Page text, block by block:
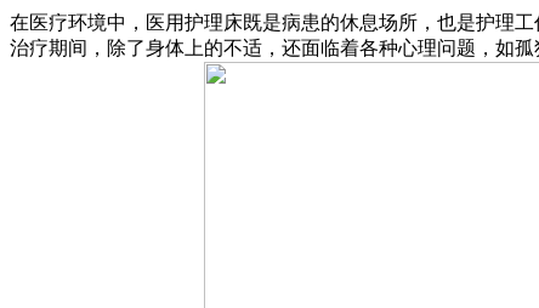
在医疗环境中，医用护理床既是病患的休息场所，也是护理
治疗期间，除了身体上的不适，还面临着各种心理问题，如